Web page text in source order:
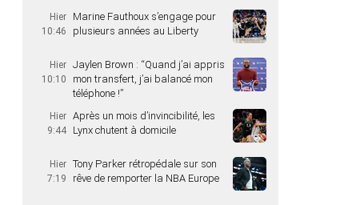
Hier
10:46
Marine Fauthoux s’engage pour
plusieurs années au Liberty
Hier
10:10
Jaylen Brown : “Quand j’ai appris
mon transfert, j’ai balancé mon
téléphone !”
Hier
9:44
Après un mois d’invincibilité, les
Lynx chutent à domicile
Hier
7:19
Tony Parker rétropédale sur son
rêve de remporter la NBA Europe